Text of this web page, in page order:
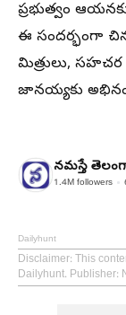
ప్రభుత్వం
ఈ సందర్భంగా
మిత్రులు, సహచర
జానయ్యకు
నమస్తే
1.4M followers
Dailyhunt
Disclaimer: This
Dailyhunt. Publisher: